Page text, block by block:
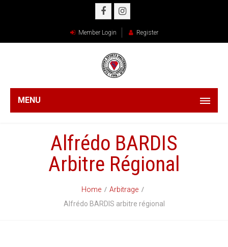
Member Login Register
MENU
Alfrédo BARDIS
Arbitre Régional
Home
Arbitrage
Alfrédo BARDIS arbitre régional